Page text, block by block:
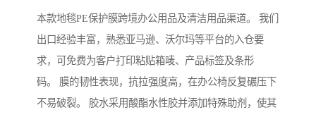
本款地毯PE保护膜跨境办公用品及清洁用品渠道。 我们
出口经验丰富，熟悉亚马逊、沃尔玛等平台的入仓要
求，可免费为客户打印粘贴箱唛、产品标签及条形
码。 膜的韧性表现，抗拉强度高，在办公椅反复碾压下
不易破裂。 胶水采用酸酯水性胶并添加特殊助剂，使其